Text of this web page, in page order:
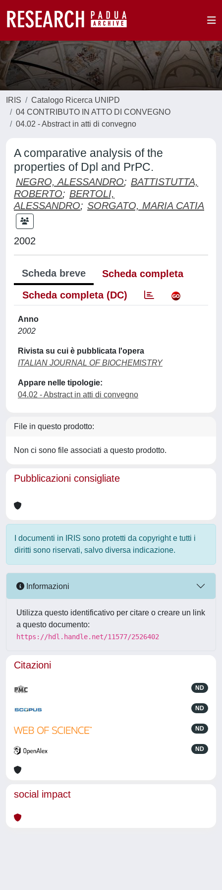
IRIS
Catalogo Ricerca UNIPD
04 CONTRIBUTO IN ATTO DI CONVEGNO
04.02 - Abstract in atti di convegno
A comparative analysis of the
properties of Dpl and PrPC.
NEGRO, ALESSANDRO; BATTISTUTTA,
ROBERTO; BERTOLI,
ALESSANDRO; SORGATO, MARIA CATIA
2002
Scheda breve
Scheda completa
Scheda completa (DC)
Anno
2002
Rivista su cui è pubblicata l'opera
ITALIAN JOURNAL OF BIOCHEMISTRY
Appare nelle tipologie:
04.02 - Abstract in atti di convegno
File in questo prodotto:
Non ci sono file associati a questo prodotto.
Pubblicazioni consigliate
I documenti in IRIS sono protetti da copyright e tutti i
diritti sono riservati, salvo diversa indicazione.
Informazioni
Utilizza questo identificativo per citare o creare un link
a questo documento:
https://hdl.handle.net/11577/2526402
Citazioni
ND
ND
ND
ND
social impact